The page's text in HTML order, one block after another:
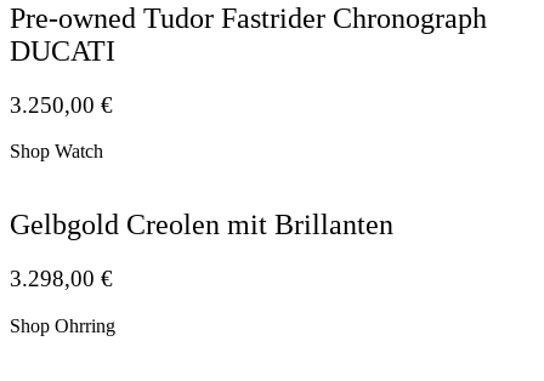
Pre-owned Tudor Fastrider Chronograph
DUCATI
3.250,00 €
Shop Watch
Gelbgold Creolen mit Brillanten
3.298,00 €
Shop Ohrring